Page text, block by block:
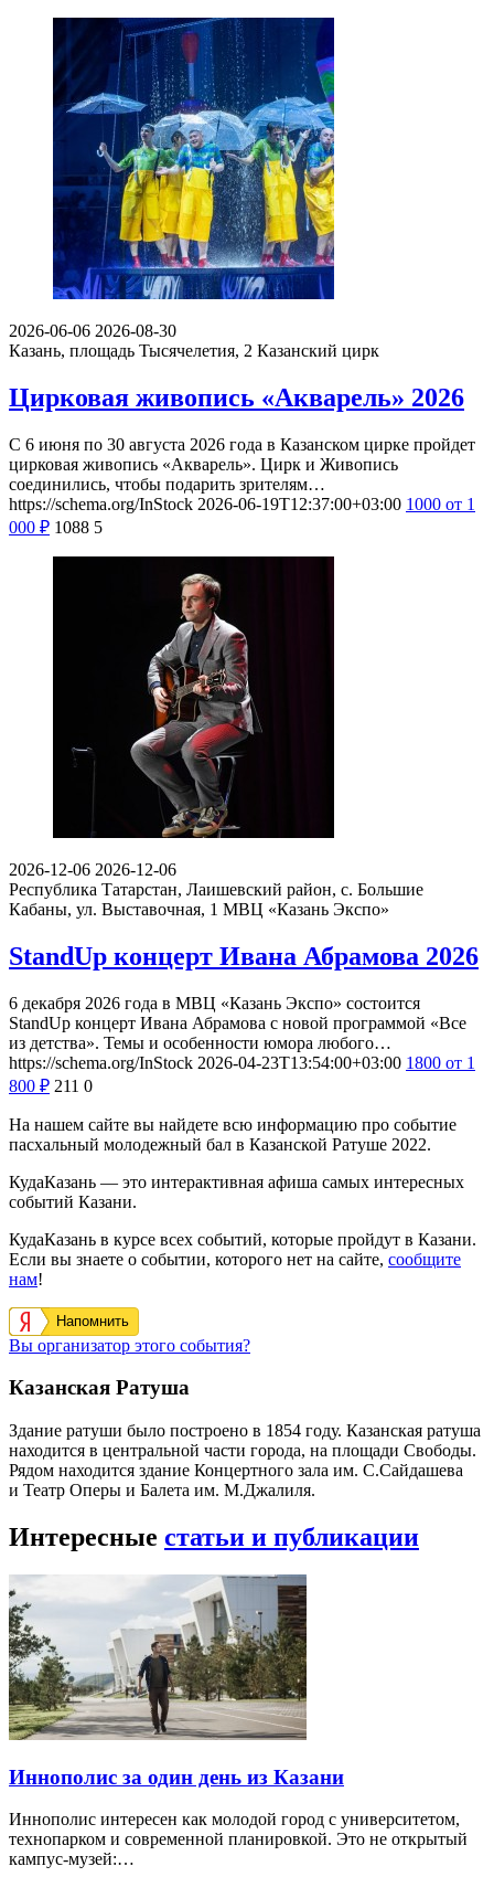
2026-06-06 2026-08-30
Казань, площадь Тысячелетия, 2 Казанский цирк
Цирковая живопись «Акварель» 2026
С 6 июня по 30 августа 2026 года в Казанском цирке пройдет
цирковая живопись «Акварель». Цирк и Живопись
соединились, чтобы подарить зрителям…
https://schema.org/InStock 2026-06-19T12:37:00+03:00 1000 от 1
000 ₽ 1088 5
2026-12-06 2026-12-06
Республика Татарстан, Лаишевский район, с. Большие
Кабаны, ул. Выставочная, 1 МВЦ «Казань Экспо»
StandUp концерт Ивана Абрамова 2026
6 декабря 2026 года в МВЦ «Казань Экспо» состоится
StandUp концерт Ивана Абрамова с новой программой «Все
из детства». Темы и особенности юмора любого…
https://schema.org/InStock 2026-04-23T13:54:00+03:00 1800 от 1
800 ₽ 211 0
На нашем сайте вы найдете всю информацию про событие
пасхальный молодежный бал в Казанской Ратуше 2022.
КудаКазань — это интерактивная афиша самых интересных
событий Казани.
КудаКазань в курсе всех событий, которые пройдут в Казани.
Если вы знаете о событии, которого нет на сайте, сообщите
нам!
Напомнить
Вы организатор этого события?
Казанская Ратуша
Здание ратуши было построено в 1854 году. Казанская ратуша
находится в центральной части города, на площади Свободы.
Рядом находится здание Концертного зала им. С.Сайдашева
и Театр Оперы и Балета им. М.Джалиля.
Интересные статьи и публикации
Иннополис за один день из Казани
Иннополис интересен как молодой город с университетом,
технопарком и современной планировкой. Это не открытый
кампус-музей:…